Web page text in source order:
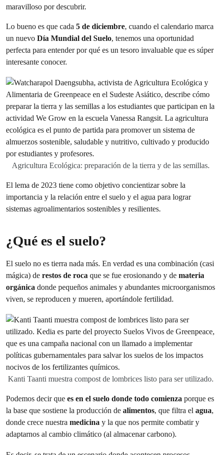
maravilloso por descubrir.
Lo bueno es que cada 5 de diciembre, cuando el calendario marca
un nuevo Día Mundial del Suelo, tenemos una oportunidad
perfecta para entender por qué es un tesoro invaluable que es súper
interesante conocer.
Agricultura Ecológica: preparación de la tierra y de las semillas.
El lema de 2023 tiene como objetivo concientizar sobre la
importancia y la relación entre el suelo y el agua para lograr
sistemas agroalimentarios sostenibles y resilientes.
¿Qué es el suelo?
El suelo no es tierra nada más. En verdad es una combinación (casi
mágica) de restos de roca que se fue erosionando y de materia
orgánica donde pequeños animales y abundantes microorganismos
viven, se reproducen y mueren, aportándole fertilidad.
Kanti Taanti muestra compost de lombrices listo para ser utilizado.
Podemos decir que es en el suelo donde todo comienza porque es
la base que sostiene la producción de alimentos, que filtra el agua,
donde crece nuestra medicina y la que nos permite combatir y
adaptarnos al cambio climático (al almacenar carbono).